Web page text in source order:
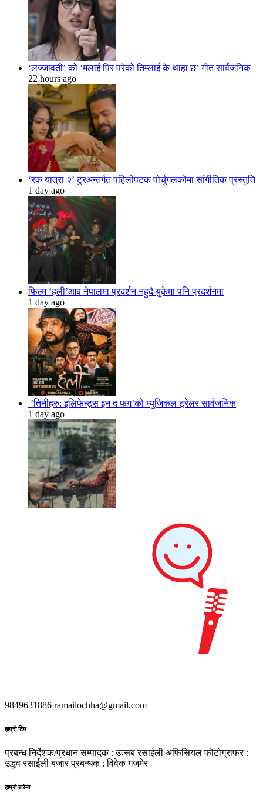
‘लज्जावती’ को ‘मलाई पिर परेको तिम्लाई के थाहा छ’ गीत सार्वजनिक
22 hours ago
‘रक यात्रा २’ टुरअन्तर्गत पहिलोपटक पोर्चुगलकोमा सांगीतिक प्रस्तुति
1 day ago
फिल्म ‘हली’आब नेपालमा प्रदर्शन नहुदै युकेमा पनि प्रदर्शनमा
1 day ago
‘तिनीहरु: इलिफेन्ट्स इन द फग’को म्युजिकल ट्रेलर सार्वजनिक
1 day ago
9849631886 ramailochha@gmail.com
हाम्रो टिम
प्रबन्ध निर्देशक/प्रधान सम्पादक : उत्सब रसाईली अफिसियल फोटोग्राफर :
उद्धव रसाईली बजार प्रबन्धक : विवेक गजमेर
हाम्रो बारेमा